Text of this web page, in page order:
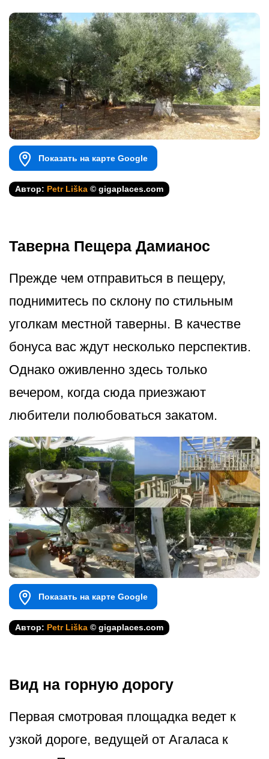
Показать на карте Google
Автор: Petr Liška © gigaplaces.com
Таверна Пещера Дамианос
Прежде чем отправиться в пещеру,
поднимитесь по склону по стильным
уголкам местной таверны. В качестве
бонуса вас ждут несколько перспектив.
Однако оживленно здесь только
вечером, когда сюда приезжают
любители полюбоваться закатом.
Показать на карте Google
Автор: Petr Liška © gigaplaces.com
Вид на горную дорогу
Первая смотровая площадка ведет к
узкой дороге, ведущей от Агаласа к